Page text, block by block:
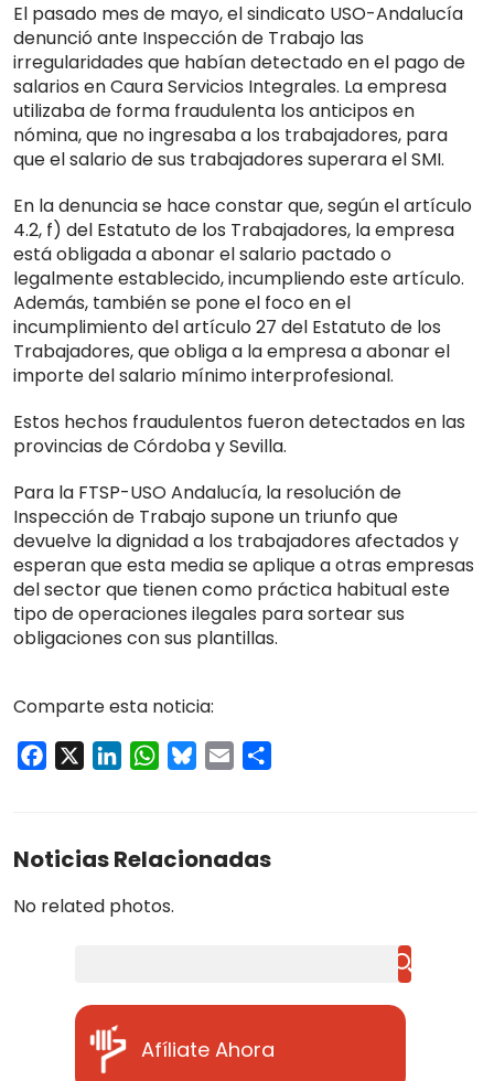
El pasado mes de mayo, el sindicato USO-Andalucía
denunció ante Inspección de Trabajo las
irregularidades que habían detectado en el pago de
salarios en Caura Servicios Integrales. La empresa
utilizaba de forma fraudulenta los anticipos en
nómina, que no ingresaba a los trabajadores, para
que el salario de sus trabajadores superara el SMI.
En la denuncia se hace constar que, según el artículo
4.2, f) del Estatuto de los Trabajadores, la empresa
está obligada a abonar el salario pactado o
legalmente establecido, incumpliendo este artículo.
Además, también se pone el foco en el
incumplimiento del artículo 27 del Estatuto de los
Trabajadores, que obliga a la empresa a abonar el
importe del salario mínimo interprofesional.
Estos hechos fraudulentos fueron detectados en las
provincias de Córdoba y Sevilla.
Para la FTSP-USO Andalucía, la resolución de
Inspección de Trabajo supone un triunfo que
devuelve la dignidad a los trabajadores afectados y
esperan que esta media se aplique a otras empresas
del sector que tienen como práctica habitual este
tipo de operaciones ilegales para sortear sus
obligaciones con sus plantillas.
Comparte esta noticia:
Facebook LinkedInWhatsApp
Bluesky
Email
Noticias Relacionadas
No related photos.
Afíliate Ahora